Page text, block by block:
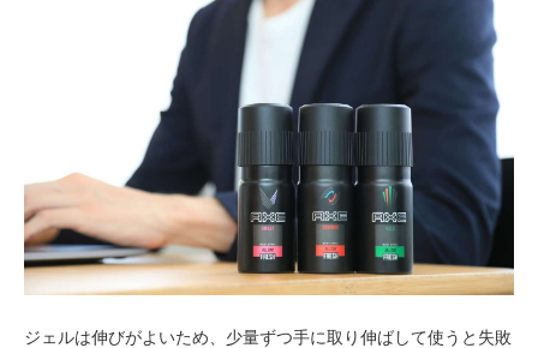
ジェルは伸びがよいため、少量ずつ手に取り伸ばして使うと失敗